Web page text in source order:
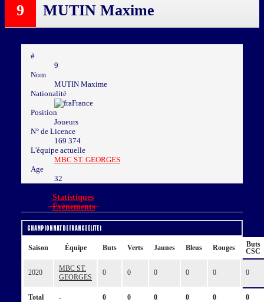
9 MUTIN Maxime
#
9
Nom
MUTIN Maxime
Nationalité
France
Position
Joueurs
N° de Licence
169 374
L'équipe actuelle
MBC ST. GEORGES
Age
32
Statistiques
Évènements
Championnat de France Élite 1
Saison Équipe Buts Verts Jaunes Bleus Rouges
Buts
CSC
2020
MBC ST.
GEORGES
0 0 0 0 0 0
Total - 0 0 0 0 0 0